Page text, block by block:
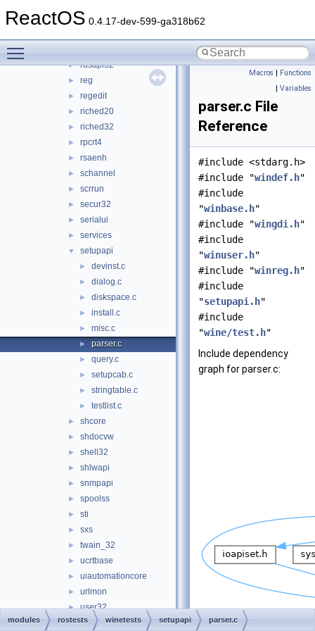
ReactOS 0.4.17-dev-599-ga318b62
► qedit
► rasapi32
► reg
► regedit
► riched20
► riched32
► rpcrt4
► rsaenh
► schannel
► scrrun
► secur32
► serialui
► services
▼ setupapi
► devinst.c
► dialog.c
► diskspace.c
► install.c
► misc.c
► parser.c
► query.c
► setupcab.c
► stringtable.c
► testlist.c
► shcore
► shdocvw
► shell32
► shlwapi
► snmpapi
► spoolss
► sti
► sxs
► twain_32
► ucrtbase
► uiautomationcore
► urlmon
► user32
► userenv
Macros | Functions
| Variables
parser.c File
Reference
#include <stdarg.h>
#include "windef.h"
#include
"winbase.h"
#include "wingdi.h"
#include
"winuser.h"
#include "winreg.h"
#include
"setupapi.h"
#include
"wine/test.h"
Include dependency
graph for parser.c:
modules rostests winetests setupapi parser.c